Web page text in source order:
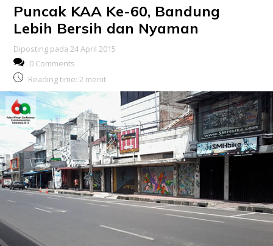
Puncak KAA Ke-60, Bandung
Lebih Bersih dan Nyaman
Diposting pada 24 April 2015
0 Comments
Reading time: 2 menit